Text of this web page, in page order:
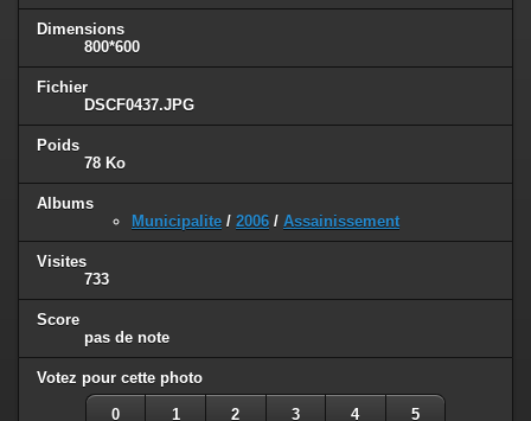
Dimensions
800*600
Fichier
DSCF0437.JPG
Poids
78 Ko
Albums
Municipalite / 2006 / Assainissement
Visites
733
Score
pas de note
Votez pour cette photo
0 1 2 3 4 5